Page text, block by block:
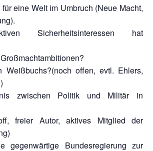
eine Welt im Umbruch (Neue Macht,
Sicherheitsinteressen hat
Weißbuchs?(noch offen, evtl. Ehlers,
zwischen Politik und Militär in
freier Autor, aktives Mitglied der
Bundesregierung zur